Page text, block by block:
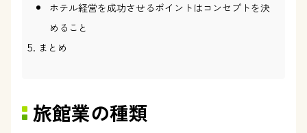
ホテル経営を成功させるポイントはコンセプトを決
めること
まとめ
旅館業の種類